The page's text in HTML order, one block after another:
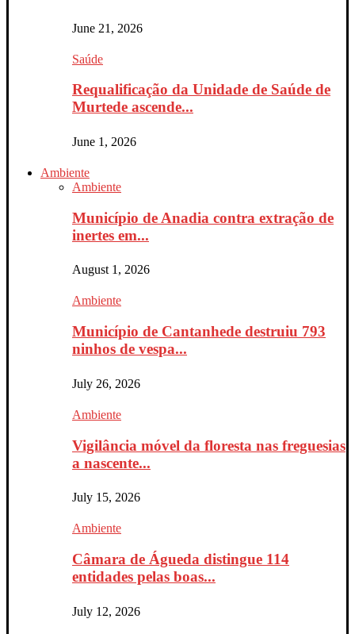
June 21, 2026
Saúde
Requalificação da Unidade de Saúde de
Murtede ascende...
June 1, 2026
Ambiente
Ambiente
Município de Anadia contra extração de
inertes em...
August 1, 2026
Ambiente
Município de Cantanhede destruiu 793
ninhos de vespa...
July 26, 2026
Ambiente
Vigilância móvel da floresta nas freguesias
a nascente...
July 15, 2026
Ambiente
Câmara de Águeda distingue 114
entidades pelas boas...
July 12, 2026